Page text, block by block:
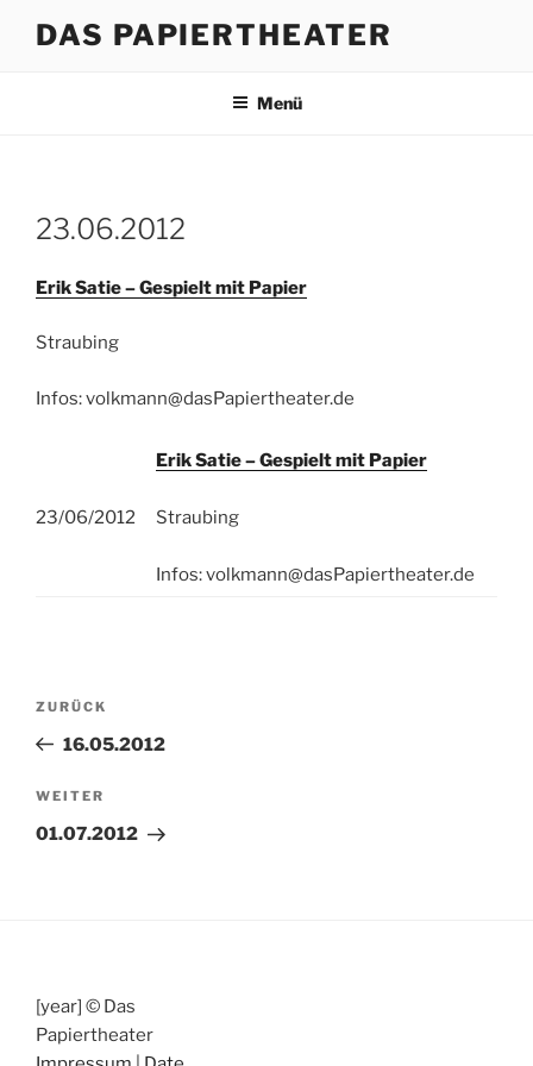
InhaltDAS PAPIERTHEATER
Menü
23.06.2012
Erik Satie – Gespielt mit Papier
Straubing
Infos: volkmann@dasPapiertheater.de
23/06/2012
Erik Satie – Gespielt mit Papier
Straubing
Infos: volkmann@dasPapiertheater.de
Beitragsnavigation
Vorheriger
Beitrag
ZURÜCK
16.05.2012
Nächster
Beitrag
WEITER
01.07.2012
[year] © Das
Papiertheater